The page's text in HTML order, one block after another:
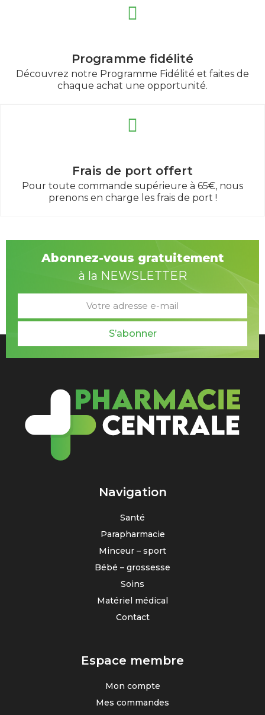
Programme fidélité
Découvrez notre Programme Fidélité et faites de
chaque achat une opportunité.
Frais de port offert
Pour toute commande supérieure à 65€, nous
prenons en charge les frais de port !
Abonnez-vous gratuitement
à la NEWSLETTER
S’abonner
Navigation
Santé
Parapharmacie
Minceur – sport
Bébé – grossesse
Soins
Matériel médical
Contact
Espace membre
Mon compte
Mes commandes